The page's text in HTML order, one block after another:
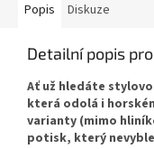
Popis Diskuze
Detailní popis
Ať už hledáte
která odolá i
varianty (mimo
potisk, který